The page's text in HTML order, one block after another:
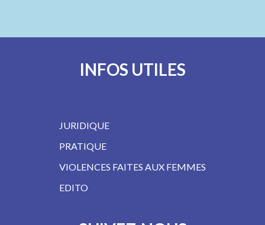
INFOS UTILES
JURIDIQUE
PRATIQUE
VIOLENCES FAITES AUX FEMMES
EDITO